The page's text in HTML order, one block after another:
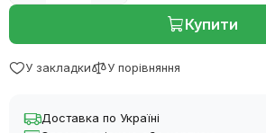
Купити
У закладки У порівняння
Доставка по Україні